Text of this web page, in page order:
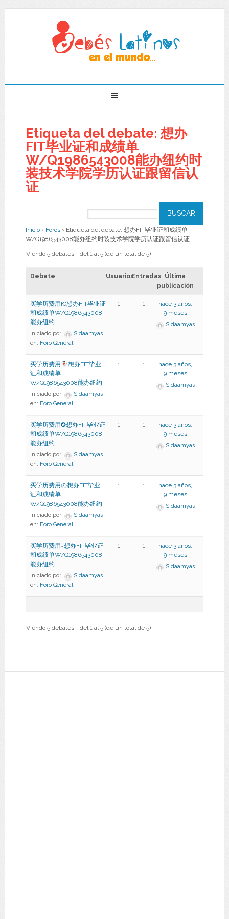
Etiqueta del debate: 想办
FIT毕业证和成绩单
W/Q1986543008能办纽约时
装技术学院学历认证跟留信认
证
Inicio › Foros › Etiqueta del debate: 想办FIT毕业证和成绩单
W/Q1986543008能办纽约时装技术学院学历认证跟留信认证
Viendo 5 debates - del 1 al 5 (de un total de 5)
Debate UsuariosEntradas Última
publicación
买学历费用Ю想办FIT毕业证
和成绩单W/Q1986543008
能办纽约
Iniciado por:
Sidaamyas
en: Foro General
1 1
hace 3 años,
9 meses
Sidaamyas
买学历费用
想办FIT毕业
证和成绩单
W/Q1986543008能办纽约
Iniciado por:
Sidaamyas
en: Foro General
1 1
hace 3 años,
9 meses
Sidaamyas
买学历费用✪想办FIT毕业证
和成绩单W/Q1986543008
能办纽约
Iniciado por:
Sidaamyas
en: Foro General
1 1
hace 3 años,
9 meses
Sidaamyas
买学历费用の想办FIT毕业
证和成绩单
W/Q1986543008能办纽约
Iniciado por:
Sidaamyas
en: Foro General
1 1
hace 3 años,
9 meses
Sidaamyas
买学历费用~想办FIT毕业证
和成绩单W/Q1986543008
能办纽约
Iniciado por:
Sidaamyas
en: Foro General
1 1
hace 3 años,
9 meses
Sidaamyas
Viendo 5 debates - del 1 al 5 (de un total de 5)